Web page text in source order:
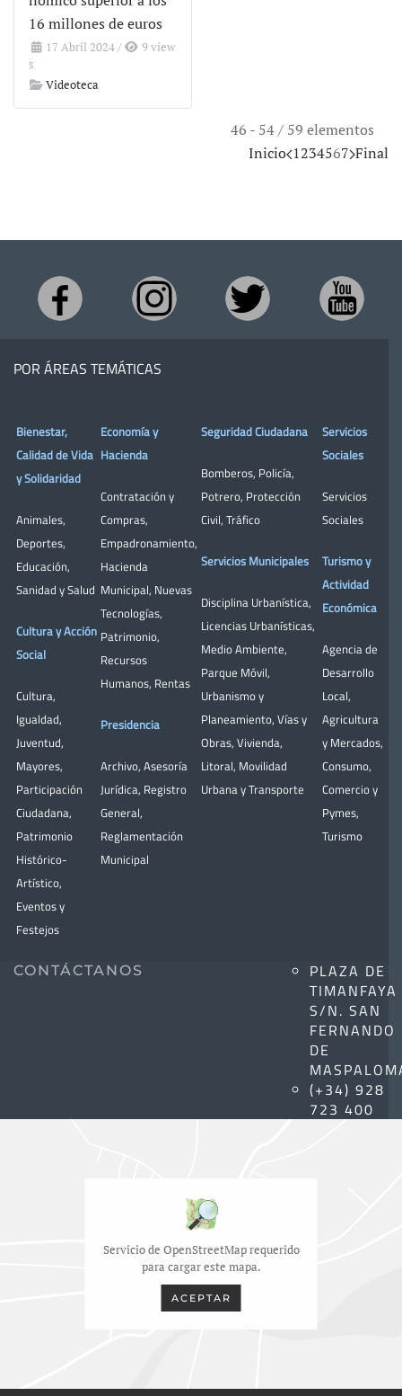
16 millones de euros
17 Abril 2024/
9 view
s
Videoteca
46 - 54 / 59 elementos
Inicio 1234567 Final
POR ÁREAS TEMÁTICAS
Bienestar,
Calidad de Vida
y Solidaridad
Animales,
Deportes,
Educación,
Sanidad y Salud
Cultura y Acción
Social
Cultura,
Igualdad,
Juventud,
Mayores,
Participación
Ciudadana,
Patrimonio
Histórico-
Artístico,
Eventos y
Festejos
Economía y
Hacienda
Contratación y
Compras,
Empadronamiento,
Hacienda
Municipal, Nuevas
Tecnologías,
Patrimonio,
Recursos
Humanos, Rentas
Presidencia
Archivo, Asesoría
Jurídica, Registro
General,
Reglamentación
Municipal
Seguridad Ciudadana
Bomberos, Policía,
Potrero, Protección
Civil, Tráfico
Servicios Municipales
Disciplina Urbanística,
Licencias Urbanísticas,
Medio Ambiente,
Parque Móvil,
Urbanismo y
Planeamiento, Vías y
Obras, Vivienda,
Litoral, Movilidad
Urbana y Transporte
Servicios
Sociales
Servicios
Sociales
Turismo y
Actividad
Económica
Agencia de
Desarrollo
Local,
Agricultura
y Mercados,
Consumo,
Comercio y
Pymes,
Turismo
CONTÁCTANOS
PLAZA DE
TIMANFAYA
S/N. SAN
FERNANDO
DE
(+34) 928
723 400
Servicio de OpenStreetMap requerido
para cargar este mapa.
ACEPTAR